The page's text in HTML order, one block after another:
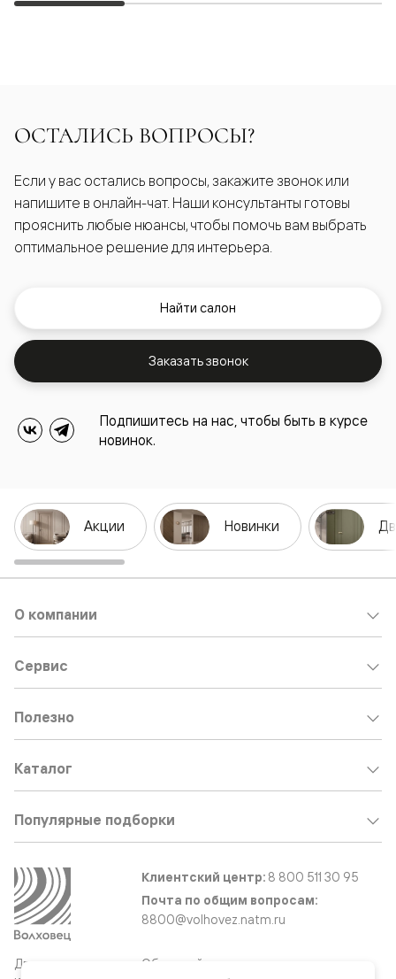
ОСТАЛИСЬ ВОПРОСЫ?
Если у вас остались вопросы, закажите звонок или
напишите в онлайн-чат. Наши консультанты готовы
прояснить любые нюансы, чтобы помочь вам выбрать
оптимальное решение для интерьера.
Найти салон
Заказать звонок
Подпишитесь на нас, чтобы быть в курсе
новинок.
Акции Новинки
Двери
О компании
Сервис
Полезно
Каталог
Популярные подборки
Клиентский центр: 8 800 511 30 95
Почта по общим вопросам:
8800@volhovez.natm.ru
Обратный звонок